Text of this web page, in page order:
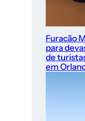
Furacão
para
de
em